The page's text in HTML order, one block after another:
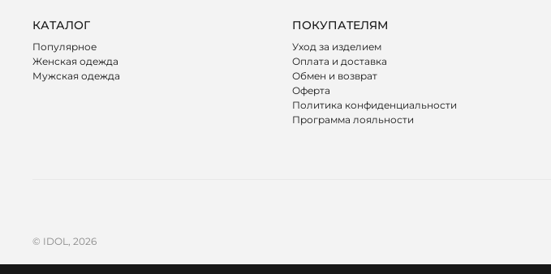
КАТАЛОГ
Популярное
Женская одежда
Мужская одежда
ПОКУПАТЕЛЯМ
Уход за изделием
Оплата и доставка
Обмен и возврат
Оферта
Политика конфиденциальности
Программа лояльности
© IDOL, 2026